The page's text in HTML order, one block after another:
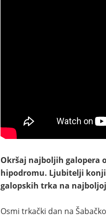
Okršaj najboljih galopera
hipodromu. Ljubitelji
galopskih trka na
Osmi trkački dan na